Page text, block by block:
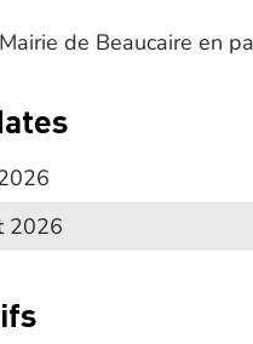
de Beaucaire en
2026